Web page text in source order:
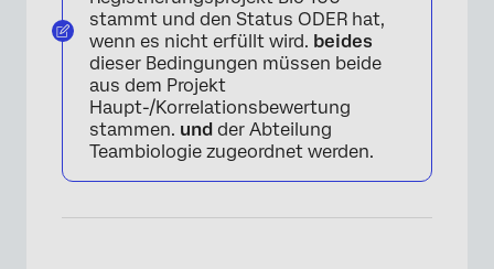
stammt und den Status ODER hat,
wenn es nicht erfüllt wird. beides
dieser Bedingungen müssen beide
aus dem Projekt
Haupt-/Korrelationsbewertung
stammen. und der Abteilung
Teambiologie zugeordnet werden.